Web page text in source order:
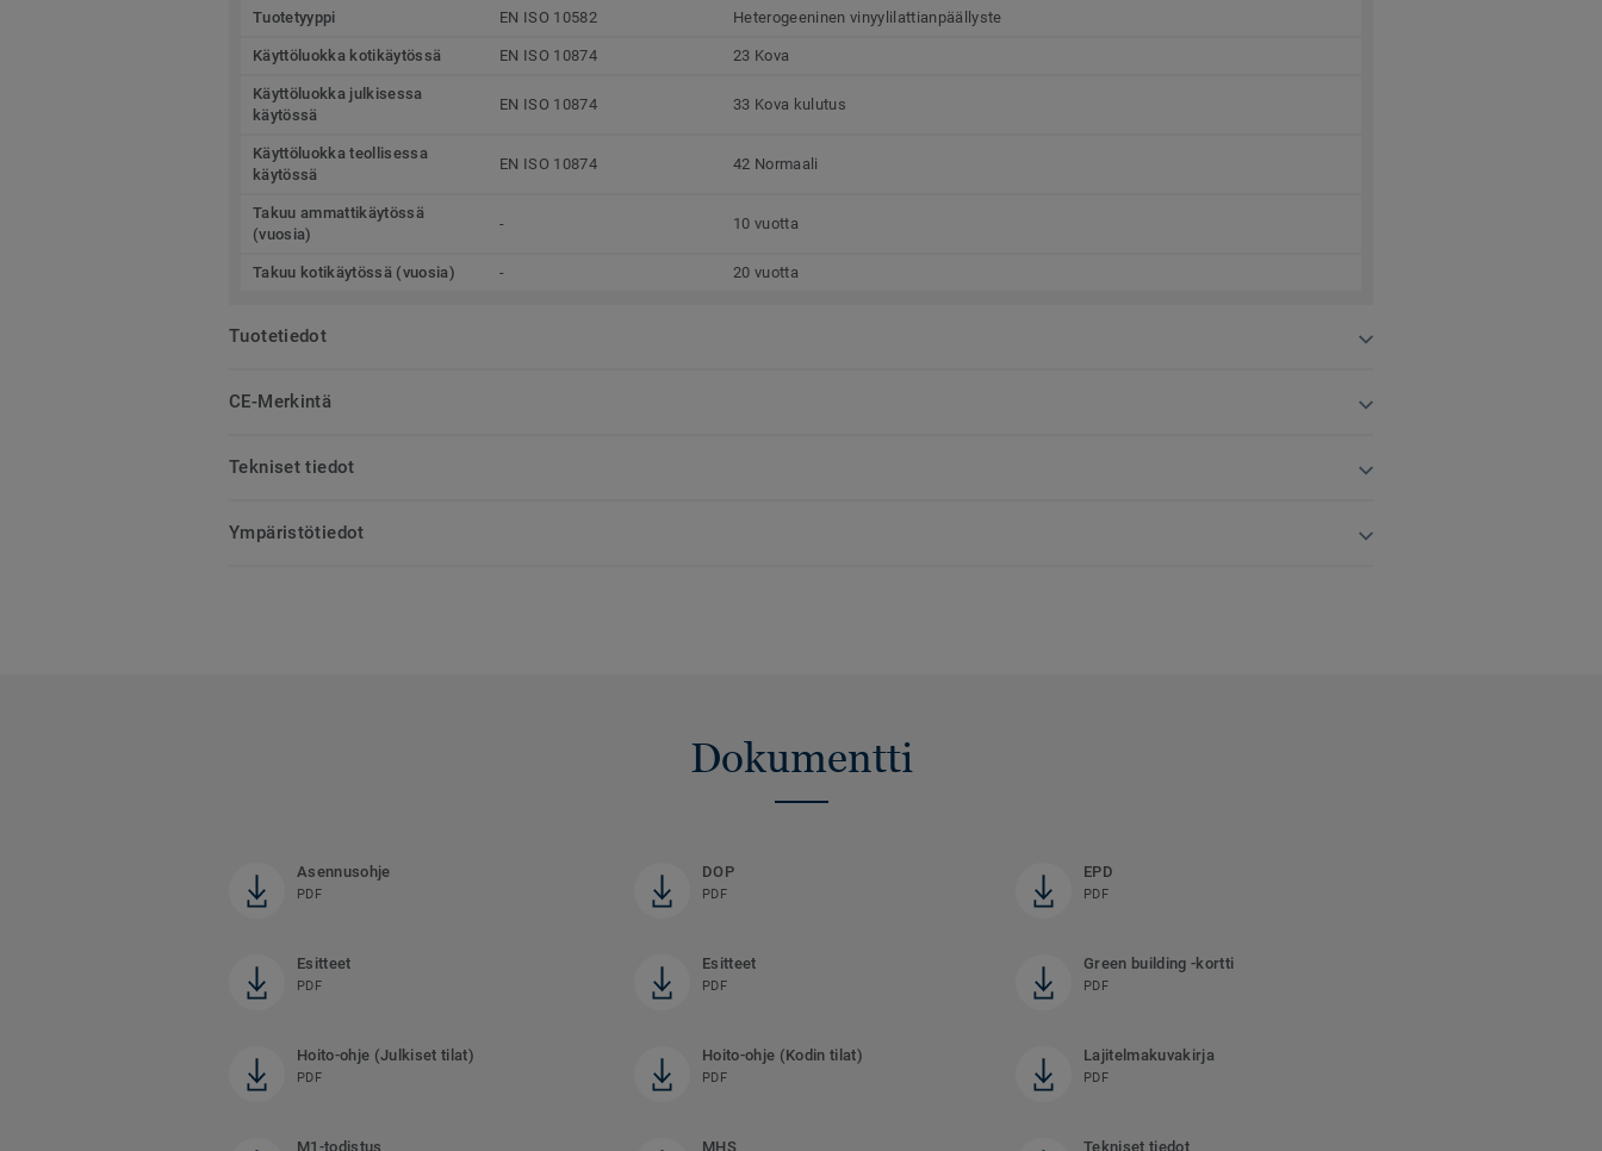
Tuotetyyppi EN ISO 10582 Heterogeeninen vinyylilattianpäällyste
Käyttöluokka kotikäytössä EN ISO 10874 23 Kova
Käyttöluokka julkisessa
käytössä
EN ISO 10874 33 Kova kulutus
Käyttöluokka teollisessa
käytössä
EN ISO 10874 42 Normaali
Takuu ammattikäytössä
(vuosia)
- 10 vuotta
Takuu kotikäytössä (vuosia) - 20 vuotta
Tuotetiedot
CE-Merkintä
Tekniset tiedot
Ympäristötiedot
Dokumentti
Asennusohje
PDF
DOP
PDF
EPD
PDF
Esitteet
PDF
Esitteet
PDF
Green building -kortti
PDF
Hoito-ohje (Julkiset tilat)
PDF
Hoito-ohje (Kodin tilat)
PDF
Lajitelmakuvakirja
PDF
M1-todistus MHS Tekniset tiedot